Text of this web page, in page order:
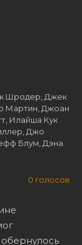
Шродер, Джек
Мартин, Джоан
Илайша Кук
Джо
Блум, Дэна
0 голосов